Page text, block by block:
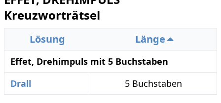
Kreuzworträtsel
Lösung Länge
Effet, Drehimpuls mit 5 Buchstaben
Drall
5 Buchstaben